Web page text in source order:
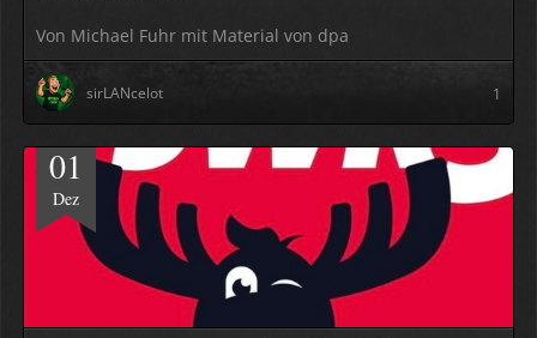
Von Michael Fuhr mit Material von dpa
sirLANcelot 1
01
Dez